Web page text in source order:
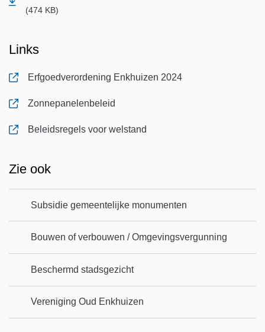
(474 KB)
Links
Erfgoedverordening Enkhuizen 2024
, opent in nieuw tabblad
Zonnepanelenbeleid
, opent in nieuw tabblad
Beleidsregels voor welstand
, opent in nieuw tabblad
Zie ook
Subsidie gemeentelijke monumenten
Bouwen of verbouwen / Omgevingsvergunning
Beschermd stadsgezicht
Vereniging Oud Enkhuizen